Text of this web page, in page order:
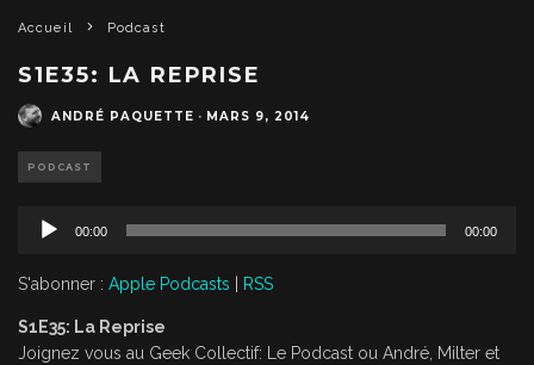
Accueil Podcast
S1E35: LA REPRISE
ANDRÉ PAQUETTE · MARS 9, 2014
PODCAST
e
u
00:00 00:00
S'abonner : Apple Podcasts RSS
S1E35: La Reprise
Joignez vous au Geek Collectif: Le Podcast ou André, Milter et